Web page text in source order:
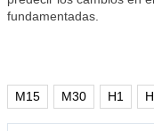
fundamentadas.
M15 M30 H1